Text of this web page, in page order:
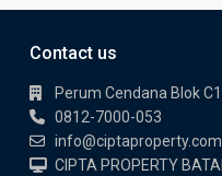
Contact us
Perum Cendana Blok
0812-7000-053
info@ciptaproperty.com
CIPTA PROPERTY